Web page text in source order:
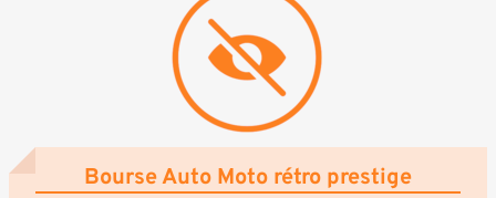
Un camion de pizza à 2 min
L'auberge de la Brevenne (café bar restaurant hôtel) 1
DONC RDV CHAQUES VENDREDIS !!!!!
Plus d'information auprès de : Les fous du Volant -
GRANGE Céline - Mail : celine69610@live.fr - Tel : 06
Bourse Auto Moto rétro prestige